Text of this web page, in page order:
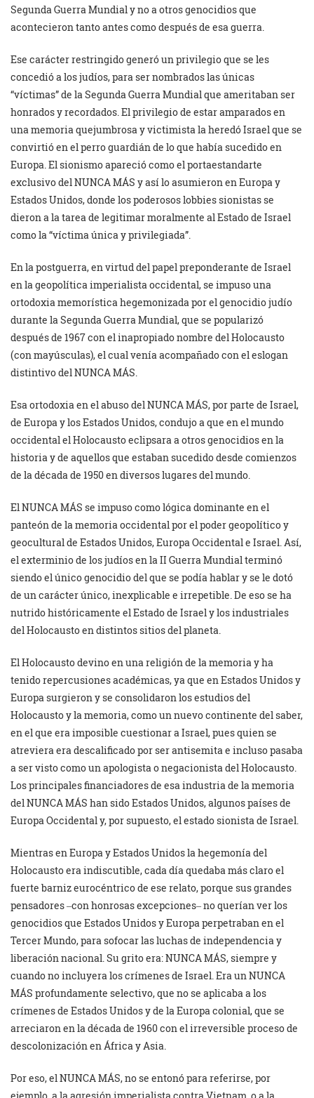
Segunda Guerra Mundial y no a otros genocidios que
acontecieron tanto antes como después de esa guerra.
Ese carácter restringido generó un privilegio que se les
concedió a los judíos, para ser nombrados las únicas
“víctimas” de la Segunda Guerra Mundial que ameritaban ser
honrados y recordados. El privilegio de estar amparados en
una memoria quejumbrosa y victimista la heredó Israel que se
convirtió en el perro guardián de lo que había sucedido en
Europa. El sionismo apareció como el portaestandarte
exclusivo del NUNCA MÁS y así lo asumieron en Europa y
Estados Unidos, donde los poderosos lobbies sionistas se
dieron a la tarea de legitimar moralmente al Estado de Israel
como la “víctima única y privilegiada”.
En la postguerra, en virtud del papel preponderante de Israel
en la geopolítica imperialista occidental, se impuso una
ortodoxia memorística hegemonizada por el genocidio judío
durante la Segunda Guerra Mundial, que se popularizó
después de 1967 con el inapropiado nombre del Holocausto
(con mayúsculas), el cual venía acompañado con el eslogan
distintivo del NUNCA MÁS.
Esa ortodoxia en el abuso del NUNCA MÁS, por parte de Israel,
de Europa y los Estados Unidos, condujo a que en el mundo
occidental el Holocausto eclipsara a otros genocidios en la
historia y de aquellos que estaban sucedido desde comienzos
de la década de 1950 en diversos lugares del mundo.
El NUNCA MÁS se impuso como lógica dominante en el
panteón de la memoria occidental por el poder geopolítico y
geocultural de Estados Unidos, Europa Occidental e Israel. Así,
el exterminio de los judíos en la II Guerra Mundial terminó
siendo el único genocidio del que se podía hablar y se le dotó
de un carácter único, inexplicable e irrepetible. De eso se ha
nutrido históricamente el Estado de Israel y los industriales
del Holocausto en distintos sitios del planeta.
El Holocausto devino en una religión de la memoria y ha
tenido repercusiones académicas, ya que en Estados Unidos y
Europa surgieron y se consolidaron los estudios del
Holocausto y la memoria, como un nuevo continente del saber,
en el que era imposible cuestionar a Israel, pues quien se
atreviera era descalificado por ser antisemita e incluso pasaba
a ser visto como un apologista o negacionista del Holocausto.
Los principales financiadores de esa industria de la memoria
del NUNCA MÁS han sido Estados Unidos, algunos países de
Europa Occidental y, por supuesto, el estado sionista de Israel.
Mientras en Europa y Estados Unidos la hegemonía del
Holocausto era indiscutible, cada día quedaba más claro el
fuerte barniz eurocéntrico de ese relato, porque sus grandes
pensadores ‒con honrosas excepciones‒ no querían ver los
genocidios que Estados Unidos y Europa perpetraban en el
Tercer Mundo, para sofocar las luchas de independencia y
liberación nacional. Su grito era: NUNCA MÁS, siempre y
cuando no incluyera los crímenes de Israel. Era un NUNCA
MÁS profundamente selectivo, que no se aplicaba a los
crímenes de Estados Unidos y de la Europa colonial, que se
arreciaron en la década de 1960 con el irreversible proceso de
descolonización en África y Asia.
Por eso, el NUNCA MÁS, no se entonó para referirse, por